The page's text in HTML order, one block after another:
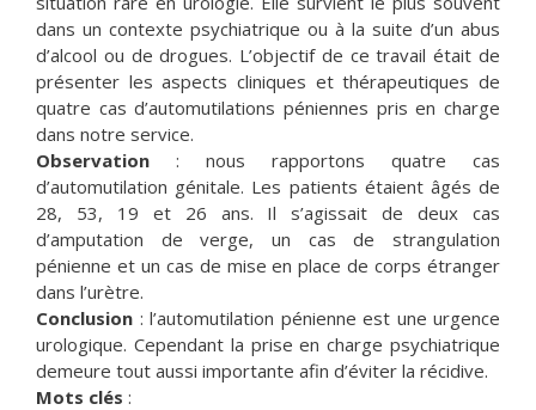
dans un contexte psychiatrique ou à la suite d’un abus
d’alcool ou de drogues. L’objectif de ce travail était de
présenter les aspects cliniques et thérapeutiques de
quatre cas d’automutilations péniennes pris en charge
dans notre service.
Observation : nous rapportons quatre cas
d’automutilation génitale. Les patients étaient âgés de
28, 53, 19 et 26 ans. Il s’agissait de deux cas
d’amputation de verge, un cas de strangulation
pénienne et un cas de mise en place de corps étranger
dans l’urètre.
Conclusion : l’automutilation pénienne est une urgence
urologique. Cependant la prise en charge psychiatrique
demeure tout aussi importante afin d’éviter la récidive.
Mots clés :